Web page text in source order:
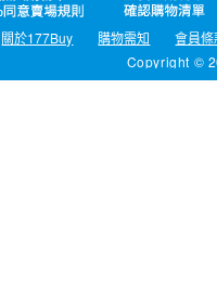
關於177Buy 購物需知
會員
Copyright ©